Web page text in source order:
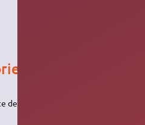
de création d'animation